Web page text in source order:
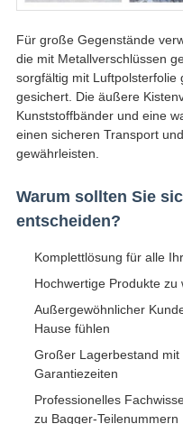
Für große Gegenstände
die mit Metallverschlüssen
sorgfältig mit Luftpolsterfolie
gesichert. Die äußere
Kunststoffbänder und eine
einen sicheren Transport
gewährleisten.
Warum sollten Sie
entscheiden?
Komplettlösung für alle
Hochwertige Produkte
Außergewöhnlicher
Hause fühlen
Großer Lagerbestand
Garantiezeiten
Professionelles
zu Bagger-Teilenummern